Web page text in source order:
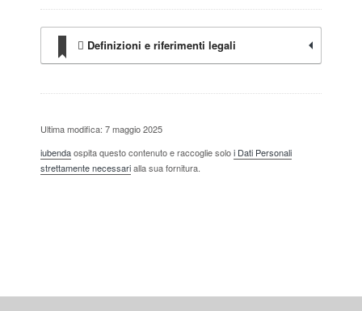
Definizioni e riferimenti legali
Ultima modifica: 7 maggio 2025
iubendaospita questo contenuto e raccoglie soloi Dati Personali
strettamente necessarialla sua fornitura.